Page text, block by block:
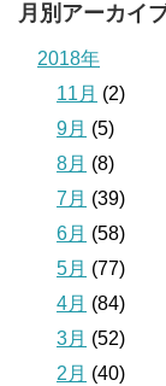
月別アーカイ
2018年
11月 (2)
9月 (5)
8月 (8)
7月 (39)
6月 (58)
5月 (77)
4月 (84)
3月 (52)
2月 (40)